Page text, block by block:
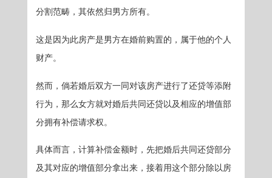
分割范畴，其依然归男方所有。
这是因为此房产是男方在婚前购置的，属于他的个人
财产。
然而，倘若婚后双方一同对该房产进行了还贷等添附
行为，那么女方就对婚后共同还贷以及相应的增值部
分拥有补偿请求权。
具体而言，计算补偿金额时，先把婚后共同还贷部分
及其对应的增值部分拿出来，接着用这个部分除以房